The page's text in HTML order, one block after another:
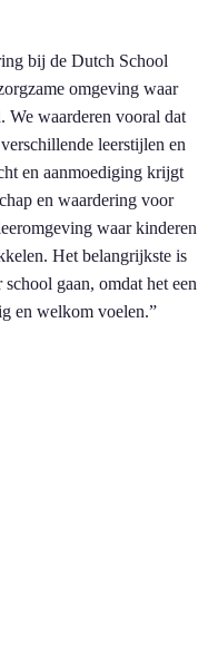
bij de Dutch School
omgeving waar
waarderen vooral dat
leerstijlen en
en aanmoediging krijgt
en waardering voor
waar kinderen
Het belangrijkste is
gaan, omdat het een
en welkom voelen.”